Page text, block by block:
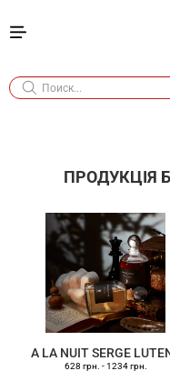
ПРОДУКЦІЯ
A LA NUIT SERGE
628 грн. -1234 грн.